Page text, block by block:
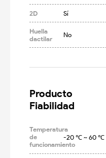
2D Sí
Huella
dactilar
No
Producto
Fiabilidad
Temperatura
de
funcionamiento
-20 ℃ ~ 60 ℃